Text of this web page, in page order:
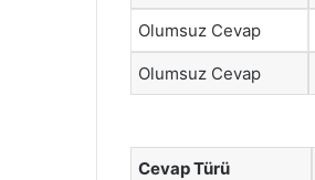
Olumsuz Cevap
Olumsuz Cevap
Cevap Türü